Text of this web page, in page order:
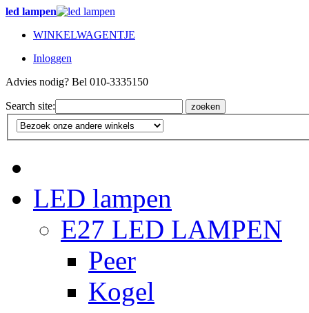
led lampen
WINKELWAGENTJE
Inloggen
Advies nodig? Bel 010-3335150
Search site: zoeken
LED lampen
E27 LED LAMPEN
Peer
Kogel